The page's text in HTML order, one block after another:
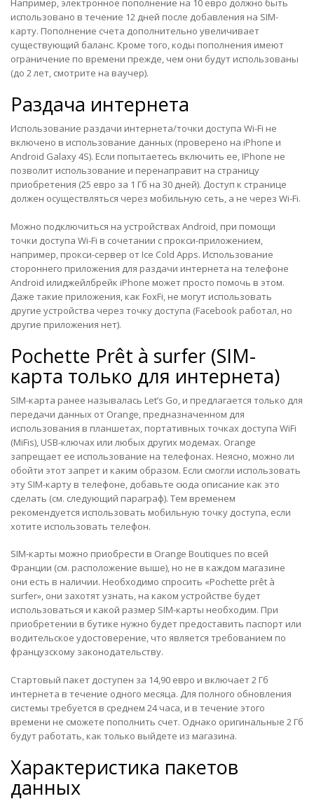
Например, электронное пополнение на 10 евро должно быть
использовано в течение 12 дней после добавления на SIM-
карту. Пополнение счета дополнительно увеличивает
существующий баланс. Кроме того, коды пополнения имеют
ограничение по времени прежде, чем они будут использованы
(до 2 лет, смотрите на ваучер).
Раздача интернета
Использование раздачи интернета/точки доступа Wi-Fi не
включено в использование данных (проверено на iPhone и
Android Galaxy 4S). Если попытаетесь включить ее, IPhone не
позволит использование и перенаправит на страницу
приобретения (25 евро за 1 Гб на 30 дней). Доступ к странице
должен осуществляться через мобильную сеть, а не через Wi-Fi.
Можно подключиться на устройствах Android, при помощи
точки доступа Wi-Fi в сочетании с прокси-приложением,
например, прокси-сервер от Ice Cold Apps. Использование
стороннего приложения для раздачи интернета на телефоне
Android илиджейлбрейк iPhone может просто помочь в этом.
Даже такие приложения, как FoxFi, не могут использовать
другие устройства через точку доступа (Facebook работал, но
другие приложения нет).
Pochette Prêt à surfer (SIM-
карта только для интернета)
SIM-карта ранее называлась Let’s Go, и предлагается только для
передачи данных от Orange, предназначенном для
использования в планшетах, портативных точках доступа WiFi
(MiFis), USB-ключах или любых других модемах. Orange
запрещает ее использование на телефонах. Неясно, можно ли
обойти этот запрет и каким образом. Если смогли использовать
эту SIM-карту в телефоне, добавьте сюда описание как это
сделать (см. следующий параграф). Тем временем
рекомендуется использовать мобильную точку доступа, если
хотите использовать телефон.
SIM-карты можно приобрести в Orange Boutiques по всей
Франции (см. расположение выше), но не в каждом магазине
они есть в наличии. Необходимо спросить «Pochette prêt à
surfer», они захотят узнать, на каком устройстве будет
использоваться и какой размер SIM-карты необходим. При
приобретении в бутике нужно будет предоставить паспорт или
водительское удостоверение, что является требованием по
французскому законодательству.
Стартовый пакет доступен за 14,90 евро и включает 2 Гб
интернета в течение одного месяца. Для полного обновления
системы требуется в среднем 24 часа, и в течение этого
времени не сможете пополнить счет. Однако оригинальные 2 Гб
будут работать, как только выйдете из магазина.
Характеристика пакетов
данных